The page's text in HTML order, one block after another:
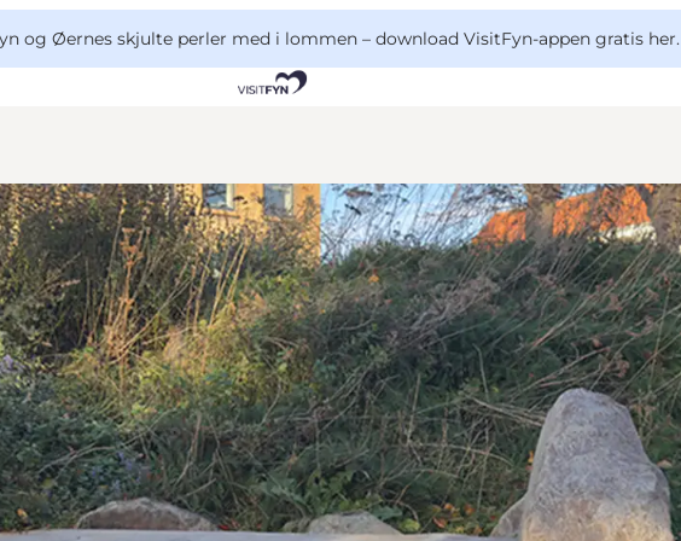
og Øernes skjulte perler med i lommen – download VisitFyn-appen gratis her.